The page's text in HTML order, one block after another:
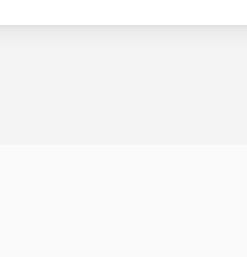
ださい(ソーダ割、オレンジ割、グレープフルーツ